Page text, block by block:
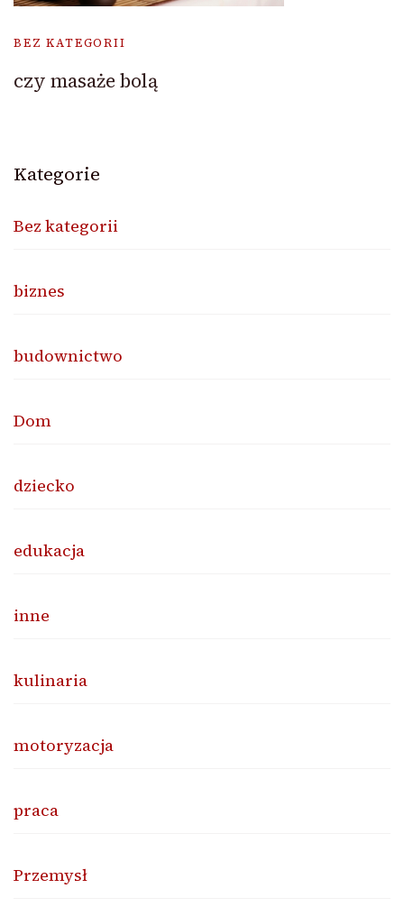
BEZ KATEGORII
czy masaże bolą
Kategorie
Bez kategorii
biznes
budownictwo
Dom
dziecko
edukacja
inne
kulinaria
motoryzacja
praca
Przemysł